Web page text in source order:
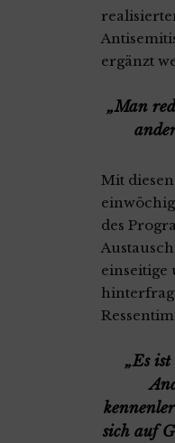
ergänzt
„Man
Mit
des
einseitige
„Es
sich auf